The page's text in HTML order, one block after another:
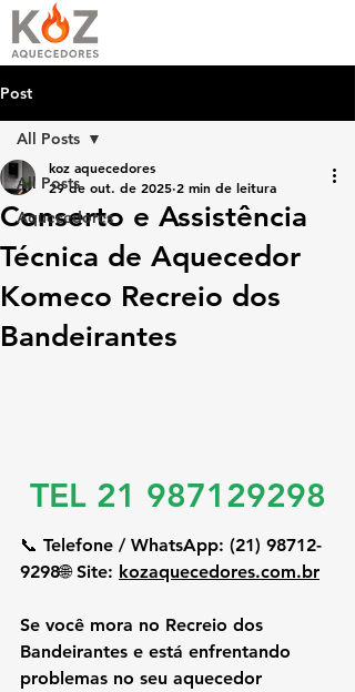
Post
All Posts
Aquecedores
All Posts
Conserto e Assistência
Técnica de Aquecedor
Komeco Recreio dos
Bandeirantes
koz aquecedores
29 de out. de 2025 2 min de leitura
TEL 21 987129298
📞 Telefone / WhatsApp: (21) 98712-
9298🌐 Site: kozaquecedores.com.br
Se você mora no Recreio dos
Bandeirantes e está enfrentando
problemas no seu aquecedor